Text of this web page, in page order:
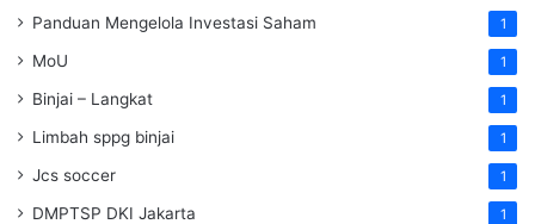
Panduan Mengelola Investasi Saham 1
MoU 1
Binjai – Langkat 1
Limbah sppg binjai 1
Jcs soccer 1
DMPTSP DKI Jakarta 1